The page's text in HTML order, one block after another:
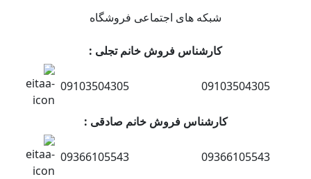
شبکه های اجتماعی فروشگاه
کارشناس فروش خانم تجلی :
09103504305
09103504305
کارشناس فروش خانم صادقی :
09366105543
09366105543